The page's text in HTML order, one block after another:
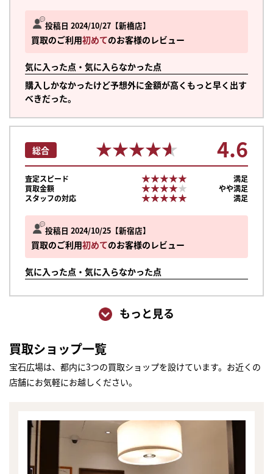
投稿日 2024/10/27 新橋店
買取のご利用初めてのお客様のレビュー
気に入った点・気に入らなかった点
購入しかなかったけど予想外に金額が高くもっと早く出す
べきだった。
投稿日 2024/10/25 新宿店
買取のご利用初めてのお客様のレビュー
気に入った点・気に入らなかった点
総合 ★★★★★
★★★★★ 4.6
査定スピード ★★★★★
★★★★★
満足
買取金額
★★★★★
★★★★★
やや満足
スタッフの対応
★★★★★
★★★★★ 満足
もっと見る
買取ショップ一覧
宝石広場は、都内に3つの買取ショップを設けています。お近くの
店舗にお気軽にお越しください。
まずは
かんたん30秒でお試し査定